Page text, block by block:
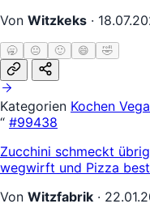
Von Witzkeks ·
🥱 😐 🙂 😄 🤣
Kategorien Kochen
“ #99438
Zucchini schmeckt
wegwirft und Pizza
Von Witzfabrik ·